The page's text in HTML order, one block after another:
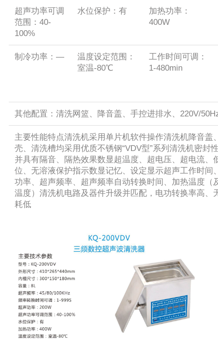
超声功率可调
范围：40-
100%
水位保护：有
加热功率：
400W
制冷功率：—
温度设定范围：
室温-80℃
工作时间可调：
1-480min
其他配置：清洗网篮、降音盖、手控进排水、220V/
主要性能特点清洗机采用单片机软件操作清洗机降音盖
壳、清洗槽均采用优质不锈钢“VDV型”系列清洗机密封
并具有隔音、隔热效果数显超温度、超电压、超电流、
位、无溶液保护指示数显记忆、设定显示超声工作时间
功率、超声频率、超声频率自动转换时间、加热温度（
温度）清洗机电路及器件升级并匹配，电功转换率高、
耗低